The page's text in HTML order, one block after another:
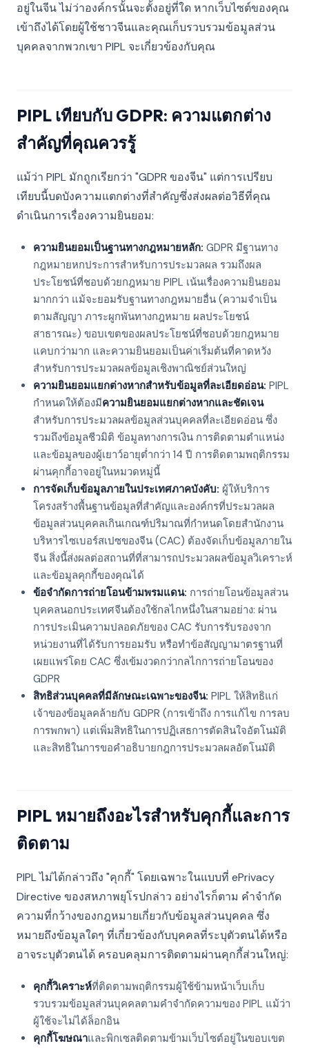
อยู่ในจีน ไม่ว่าองค์กรนั้นจะตั้งอยู่ที่ใด หากเว็บไซต์ของคุณ
เข้าถึงได้โดยผู้ใช้ชาวจีนและคุณเก็บรวบรวมข้อมูลส่วน
บุคคลจากพวกเขา PIPL จะเกี่ยวข้องกับคุณ
PIPL เทียบกับ GDPR: ความแตกต่าง
สำคัญที่คุณควรรู้
แม้ว่า PIPL มักถูกเรียกว่า "GDPR ของจีน" แต่การเปรียบ
เทียบนี้บดบังความแตกต่างที่สำคัญซึ่งส่งผลต่อวิธีที่คุณ
ดำเนินการเรื่องความยินยอม:
ความยินยอมเป็นฐานทางกฎหมายหลัก: GDPR มีฐานทาง
กฎหมายหกประการสำหรับการประมวลผล รวมถึงผล
ประโยชน์ที่ชอบด้วยกฎหมาย PIPL เน้นเรื่องความยินยอม
มากกว่า แม้จะยอมรับฐานทางกฎหมายอื่น (ความจำเป็น
ตามสัญญา ภาระผูกพันทางกฎหมาย ผลประโยชน์
สาธารณะ) ขอบเขตของผลประโยชน์ที่ชอบด้วยกฎหมาย
แคบกว่ามาก และความยินยอมเป็นค่าเริ่มต้นที่คาดหวัง
สำหรับการประมวลผลข้อมูลเชิงพาณิชย์ส่วนใหญ่
ความยินยอมแยกต่างหากสำหรับข้อมูลที่ละเอียดอ่อน: PIPL
กำหนดให้ต้องมีความยินยอมแยกต่างหากและชัดเจน
สำหรับการประมวลผลข้อมูลส่วนบุคคลที่ละเอียดอ่อน ซึ่ง
รวมถึงข้อมูลชีวมิติ ข้อมูลทางการเงิน การติดตามตำแหน่ง
และข้อมูลของผู้เยาว์อายุต่ำกว่า 14 ปี การติดตามพฤติกรรม
ผ่านคุกกี้อาจอยู่ในหมวดหมู่นี้
การจัดเก็บข้อมูลภายในประเทศภาคบังคับ: ผู้ให้บริการ
โครงสร้างพื้นฐานข้อมูลที่สำคัญและองค์กรที่ประมวลผล
ข้อมูลส่วนบุคคลเกินเกณฑ์ปริมาณที่กำหนดโดยสำนักงาน
บริหารไซเบอร์สเปซของจีน (CAC) ต้องจัดเก็บข้อมูลภายใน
จีน สิ่งนี้ส่งผลต่อสถานที่ที่สามารถประมวลผลข้อมูลวิเคราะห์
และข้อมูลคุกกี้ของคุณได้
ข้อจำกัดการถ่ายโอนข้ามพรมแดน: การถ่ายโอนข้อมูลส่วน
บุคคลนอกประเทศจีนต้องใช้กลไกหนึ่งในสามอย่าง: ผ่าน
การประเมินความปลอดภัยของ CAC รับการรับรองจาก
หน่วยงานที่ได้รับการยอมรับ หรือทำข้อสัญญามาตรฐานที่
เผยแพร่โดย CAC ซึ่งเข้มงวดกว่ากลไกการถ่ายโอนของ
GDPR
สิทธิส่วนบุคคลที่มีลักษณะเฉพาะของจีน: PIPL ให้สิทธิแก่
เจ้าของข้อมูลคล้ายกับ GDPR (การเข้าถึง การแก้ไข การลบ
การพกพา) แต่เพิ่มสิทธิในการปฏิเสธการตัดสินใจอัตโนมัติ
และสิทธิในการขอคำอธิบายกฎการประมวลผลอัตโนมัติ
PIPL หมายถึงอะไรสำหรับคุกกี้และการ
ติดตาม
PIPL ไม่ได้กล่าวถึง "คุกกี้" โดยเฉพาะในแบบที่ ePrivacy
Directive ของสหภาพยุโรปกล่าว อย่างไรก็ตาม คำจำกัด
ความที่กว้างของกฎหมายเกี่ยวกับข้อมูลส่วนบุคคล ซึ่ง
หมายถึงข้อมูลใดๆ ที่เกี่ยวข้องกับบุคคลที่ระบุตัวตนได้หรือ
อาจระบุตัวตนได้ ครอบคลุมการติดตามผ่านคุกกี้ส่วนใหญ่:
คุกกี้วิเคราะห์ที่ติดตามพฤติกรรมผู้ใช้ข้ามหน้าเว็บเก็บ
รวบรวมข้อมูลส่วนบุคคลตามคำจำกัดความของ PIPL แม้ว่า
ผู้ใช้จะไม่ได้ล็อกอิน
คุกกี้โฆษณาและพิกเซลติดตามข้ามเว็บไซต์อยู่ในขอบเขต